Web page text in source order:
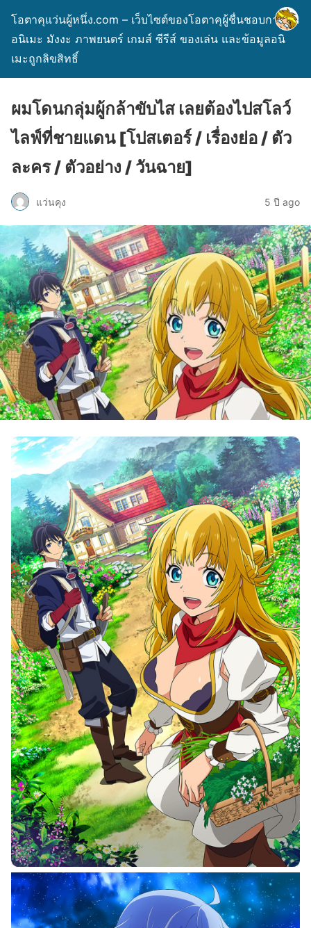
โอตาคุแว่นผู้หนึ่ง.com – เว็บไซต์ของโอตาคุผู้ชื่นชอบการ์ตูน
อนิเมะ มังงะ ภาพยนตร์ เกมส์ ซีรีส์ ของเล่น และข้อมูลอนิ
เมะถูกลิขสิทธิ์
ผมโดนกลุ่มผู้กล้าขับไส เลยต้องไปสโลว์
ไลฟ์ที่ชายแดน [โปสเตอร์ / เรื่องย่อ / ตัว
ละคร / ตัวอย่าง / วันฉาย]
แว่นคุง 5 ปี ago